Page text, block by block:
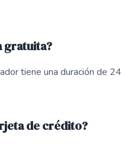
gratuita?
tiene una duración de 24
de crédito?